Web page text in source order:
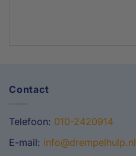
Contact
Telefoon: 010-2420914
E-mail: info@drempelhulp.nl